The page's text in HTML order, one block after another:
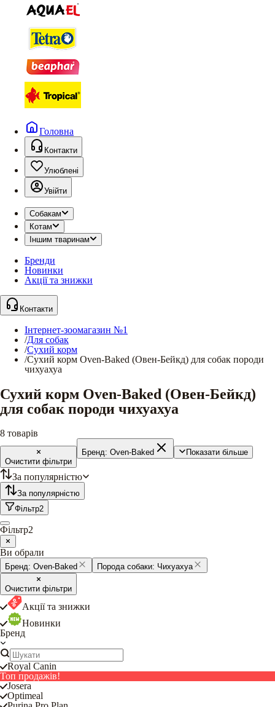
Головна
Контакти
Улюблені
Увійти
Собакам
Котам
Іншим тваринам
Бренди
Новинки
Акції та знижки
Контакти
Інтернет-зоомагазин №1
/Для собак
/Сухий корм
/Сухий корм Oven-Baked (Овен-Бейкд) для собак породи
чихуахуа
Сухий корм Oven-Baked (Овен-Бейкд)
для собак породи чихуахуа
8 товарів
Очистити фільтри
Бренд: Oven-Baked Показати більше
За популярністю
За популярністю
Фільтр2
Фільтр2
Ви обрали
Бренд: Oven-Baked Порода собаки: Чихуахуа
Очистити фільтри
Акції та знижки
Новинки
Бренд
Royal Canin
Топ продажів!
Josera
Optimeal